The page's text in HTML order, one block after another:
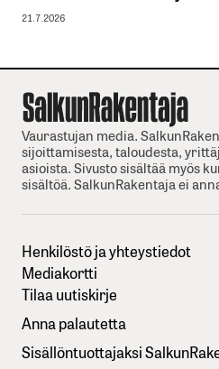
21.7.2026
Vaurastujan media.
sijoittamisesta, taloudesta,
asioista. Sivusto sisältää myös
sisältöä. SalkunRakentaja ei
Henkilöstö ja yhteystiedot
Mediakortti
Tilaa uutiskirje
Anna palautetta
Sisällöntuottajaksi